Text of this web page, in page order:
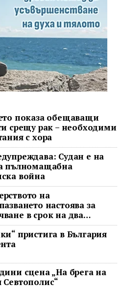
показа обещаващи
срещу рак – необходими
с хора
Судан е на
пълномащабна
война
на
настоява за
в срок на два
строителни проекта
пристига в България
сцена „На брега на
Севтополис“